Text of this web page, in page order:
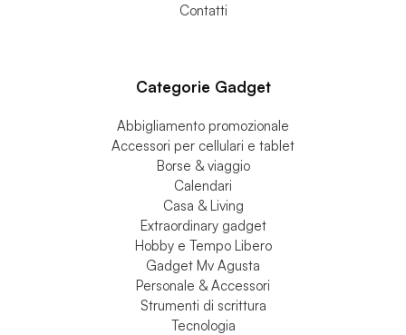
Contatti
Categorie Gadget
Abbigliamento promozionale
Accessori per cellulari e tablet
Borse & viaggio
Calendari
Casa & Living
Extraordinary gadget
Hobby e Tempo Libero
Gadget Mv Agusta
Personale & Accessori
Strumenti di scrittura
Tecnologia